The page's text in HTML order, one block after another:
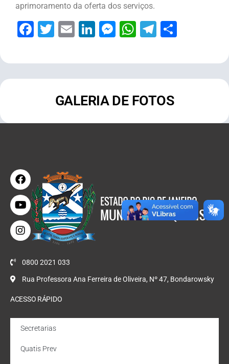
aprimoramento da oferta dos serviços.
Facebook
Twitter
EmailLinkedIn
Messenger
WhatsApp
Telegram
GALERIA DE FOTOS
0800 2021 033
Rua Professora Ana Ferreira de Oliveira, Nº 47, Bondarowsky
ACESSO RÁPIDO
Secretarias
Quatis Prev